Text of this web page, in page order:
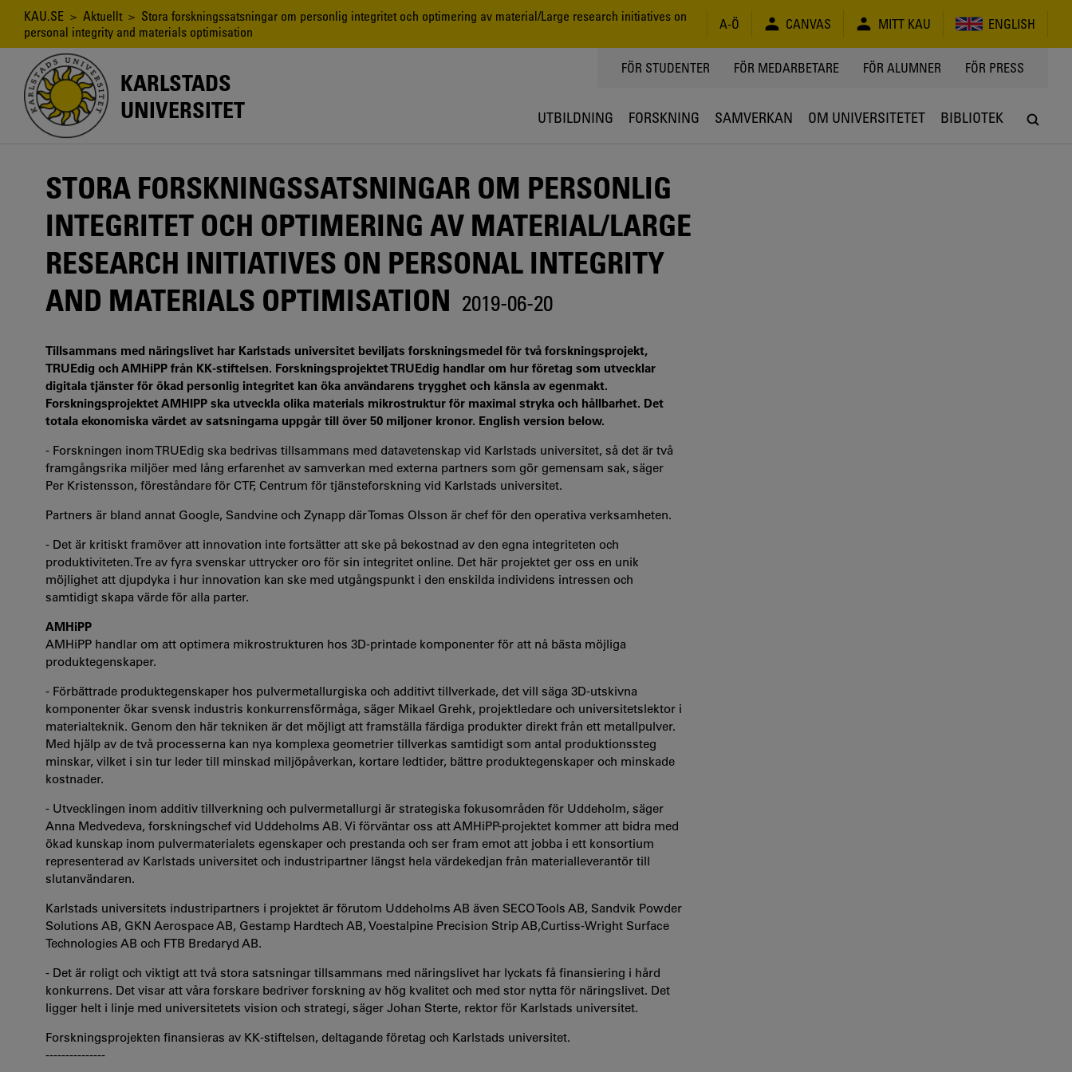
Hoppa
huvudinnehåll
Länkstig
KAU.SE > Aktuellt > Stora forskningssatsningar om personlig integritet och optimering av material/Large research initiatives on
personal integrity and materials optimisation
A-Ö CANVAS MITT KAU ENGLISH
KARLSTADS
UNIVERSITET
TOPPMENY
FÖR STUDENTER FÖR MEDARBETARE FÖR ALUMNER FÖR PRESS
UTBILDNING FORSKNING SAMVERKAN OM UNIVERSITETET BIBLIOTEK
STORA FORSKNINGSSATSNINGAR OM PERSONLIG
INTEGRITET OCH OPTIMERING AV MATERIAL/LARGE
RESEARCH INITIATIVES ON PERSONAL INTEGRITY
AND MATERIALS OPTIMISATION 2019-06-20
Tillsammans med näringslivet har Karlstads universitet beviljats forskningsmedel för två forskningsprojekt,
TRUEdig och AMHiPP från KK-stiftelsen. Forskningsprojektet TRUEdig handlar om hur företag som utvecklar
digitala tjänster för ökad personlig integritet kan öka användarens trygghet och känsla av egenmakt.
Forskningsprojektet AMHIPP ska utveckla olika materials mikrostruktur för maximal stryka och hållbarhet. Det
totala ekonomiska värdet av satsningarna uppgår till över 50 miljoner kronor. English version below.
- Forskningen inom TRUEdig ska bedrivas tillsammans med datavetenskap vid Karlstads universitet, så det är två
framgångsrika miljöer med lång erfarenhet av samverkan med externa partners som gör gemensam sak, säger
Per Kristensson, föreståndare för CTF, Centrum för tjänsteforskning vid Karlstads universitet.
Partners är bland annat Google, Sandvine och Zynapp där Tomas Olsson är chef för den operativa verksamheten.
- Det är kritiskt framöver att innovation inte fortsätter att ske på bekostnad av den egna integriteten och
produktiviteten. Tre av fyra svenskar uttrycker oro för sin integritet online. Det här projektet ger oss en unik
möjlighet att djupdyka i hur innovation kan ske med utgångspunkt i den enskilda individens intressen och
samtidigt skapa värde för alla parter.
AMHiPP
AMHiPP handlar om att optimera mikrostrukturen hos 3D-printade komponenter för att nå bästa möjliga
produktegenskaper.
- Förbättrade produktegenskaper hos pulvermetallurgiska och additivt tillverkade, det vill säga 3D-utskivna
komponenter ökar svensk industris konkurrensförmåga, säger Mikael Grehk, projektledare och universitetslektor i
materialteknik. Genom den här tekniken är det möjligt att framställa färdiga produkter direkt från ett metallpulver.
Med hjälp av de två processerna kan nya komplexa geometrier tillverkas samtidigt som antal produktionssteg
minskar, vilket i sin tur leder till minskad miljöpåverkan, kortare ledtider, bättre produktegenskaper och minskade
kostnader.
- Utvecklingen inom additiv tillverkning och pulvermetallurgi är strategiska fokusområden för Uddeholm, säger
Anna Medvedeva, forskningschef vid Uddeholms AB. Vi förväntar oss att AMHiPP-projektet kommer att bidra med
ökad kunskap inom pulvermaterialets egenskaper och prestanda och ser fram emot att jobba i ett konsortium
representerad av Karlstads universitet och industripartner längst hela värdekedjan från materialleverantör till
slutanvändaren.
Karlstads universitets industripartners i projektet är förutom Uddeholms AB även SECO Tools AB, Sandvik Powder
Solutions AB, GKN Aerospace AB, Gestamp Hardtech AB, Voestalpine Precision Strip AB,Curtiss-Wright Surface
Technologies AB och FTB Bredaryd AB.
- Det är roligt och viktigt att två stora satsningar tillsammans med näringslivet har lyckats få finansiering i hård
konkurrens. Det visar att våra forskare bedriver forskning av hög kvalitet och med stor nytta för näringslivet. Det
ligger helt i linje med universitetets vision och strategi, säger Johan Sterte, rektor för Karlstads universitet.
Forskningsprojekten finansieras av KK-stiftelsen, deltagande företag och Karlstads universitet.
---------------